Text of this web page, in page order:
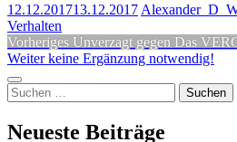
12.12.201713.12.2017
Verhalten
Beitragsnavigation
Vorheriges Vorheriger
Beitrag:
Unverzagt gegen Das
Weiter Nächster
keine Ergänzung notwendig!
Seitenleiste
Suchen
nach:
Neueste Beiträge